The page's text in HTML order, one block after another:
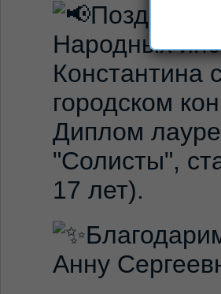
Народных
Константина
городском
Диплом
"Солисты",
17 лет).
Анну